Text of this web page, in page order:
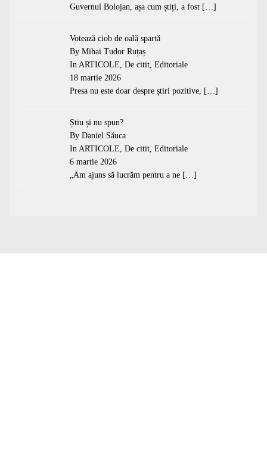
Guvernul Bolojan, așa cum știți, a fost […]
Votează ciob de oală spartă
By Mihai Tudor Ruțaș
In ARTICOLE, De citit, Editoriale
18 martie 2026
Presa nu este doar despre știri pozitive, […]
Știu și nu spun?
By Daniel Săuca
In ARTICOLE, De citit, Editoriale
6 martie 2026
„Am ajuns să lucrăm pentru a ne […]